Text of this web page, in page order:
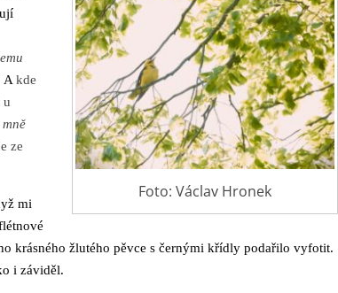
Foto: Václav Hronek
Akde
u
ze
mi
krásného žlutého pěvce s černými křídly podařilo vyfotit.
i záviděl.